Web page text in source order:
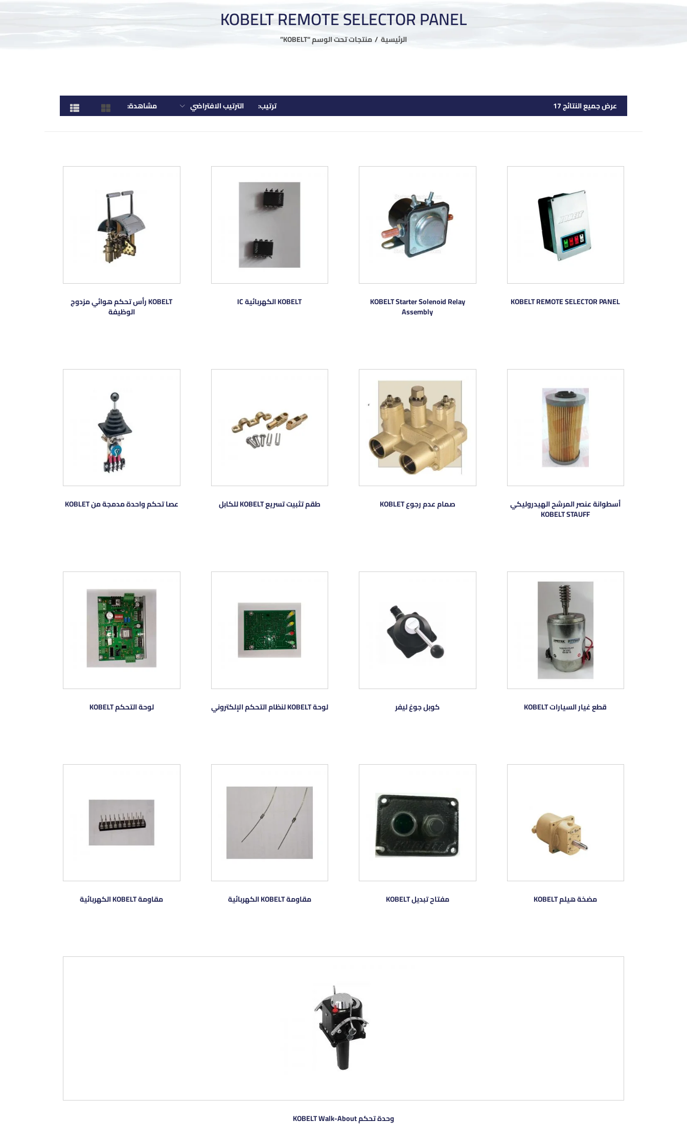
KOBELT REMOTE SELECTOR PANEL
الرئيسية منتجات تحت الوسم “KOBELT”
عرض جميع النتائج 17 ترتيب: الترتيب الافتراضي مشاهدة:
KOBELT REMOTE SELECTOR PANEL
KOBELT Starter Solenoid Relay
Assembly
KOBELT الكهربائية IC KOBELT رأس تحكم هوائي مزدوج
الوظيفة
أسطوانة عنصر المرشح الهيدروليكي
KOBELT STAUFF
صمام عدم رجوع KOBLET طقم تثبيت تسريع KOBELT للكابل عصا تحكم واحدة مدمجة من KOBLET
قطع غيار السيارات KOBELT كوبل جوغ ليفر لوحة KOBELT لنظام التحكم الإلكتروني لوحة التحكم KOBELT
مضخة هيلم KOBELT مفتاح تبديل KOBELT مقاومة KOBELT الكهربائية مقاومة KOBELT الكهربائية
وحدة تحكم KOBELT Walk-About